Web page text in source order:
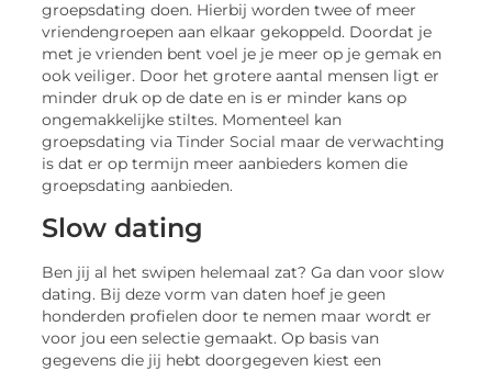
groepsdating doen. Hierbij worden twee of meer
vriendengroepen aan elkaar gekoppeld. Doordat je
met je vrienden bent voel je je meer op je gemak en
ook veiliger. Door het grotere aantal mensen ligt er
minder druk op de date en is er minder kans op
ongemakkelijke stiltes. Momenteel kan
groepsdating via Tinder Social maar de verwachting
is dat er op termijn meer aanbieders komen die
groepsdating aanbieden.
Slow dating
Ben jij al het swipen helemaal zat? Ga dan voor slow
dating. Bij deze vorm van daten hoef je geen
honderden profielen door te nemen maar wordt er
voor jou een selectie gemaakt. Op basis van
gegevens die jij hebt doorgegeven kiest een